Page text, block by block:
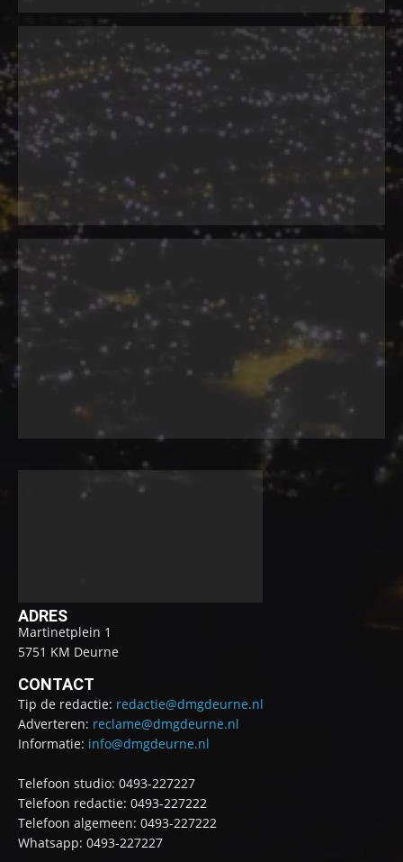
ADRES
Martinetplein 1
5751 KM Deurne
CONTACT
Tip de redactie: redactie@dmgdeurne.nl
Adverteren: reclame@dmgdeurne.nl
Informatie: info@dmgdeurne.nl
Telefoon studio: 0493-227227
Telefoon redactie: 0493-227222
Telefoon algemeen: 0493-227222
Whatsapp: 0493-227227